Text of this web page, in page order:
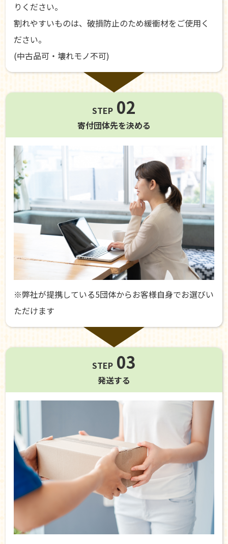
りください。
割れやすいものは、破損防止のため緩衝材をご使用く
ださい。
(中古品可・壊れモノ不可)
STEP 02
寄付団体先を決める
※弊社が提携している5団体からお客様自身でお選びい
ただけます
STEP 03
発送する